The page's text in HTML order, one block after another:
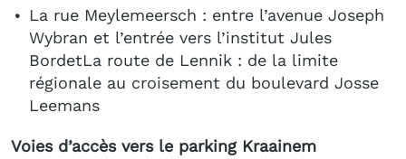
La rue Meylemeersch : entre l’avenue Joseph
Wybran et l’entrée vers l’institut Jules
BordetLa route de Lennik : de la limite
régionale au croisement du boulevard Josse
Leemans
Voies d’accès vers le parking Kraainem